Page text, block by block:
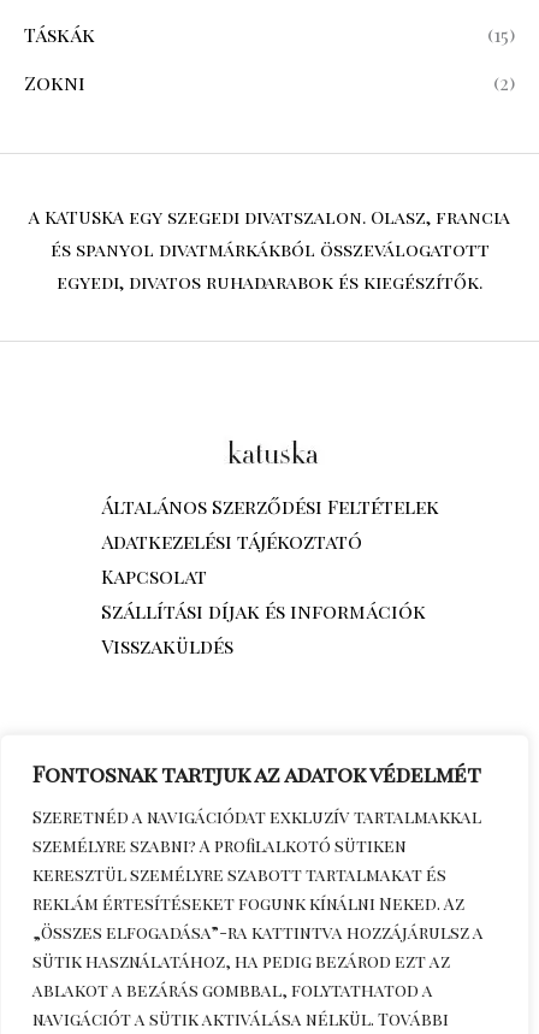
Fontosnak tartjuk az adatok védelmét
Szeretnéd a navigációdat exkluzív tartalmakkal
személyre szabni? A profilalkotó sütiken
keresztül személyre szabott tartalmakat és
reklám értesítéseket fogunk kínálni Neked. Az
„Összes elfogadása”-ra kattintva hozzájárulsz a
sütik használatához, ha pedig bezárod ezt az
ablakot a bezárás gombbal, folytathatod a
navigációt a sütik aktiválása nélkül. További
Táskák
(15)
Zokni
(2)
A KATUSKA egy szegedi divatszalon. Olasz, francia
és spanyol divatmárkákból összeválogatott
egyedi, divatos ruhadarabok és kiegészítők.
Általános Szerződési Feltételek
Adatkezelési tájékoztató
Kapcsolat
Szállítási díjak és információk
Visszaküldés
Érdeklődöm telefonon+36306270964